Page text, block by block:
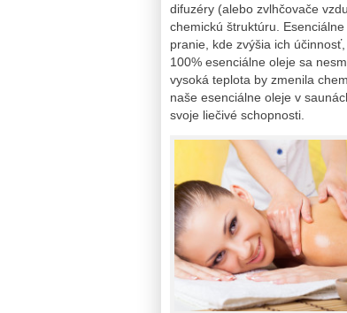
difuzéry (alebo zvlhčovače
chemickú štruktúru.
pranie, kde zvýšia ich
100% esenciálne oleje sa
vysoká teplota by zmenila
naše esenciálne oleje v
svoje liečivé schopnosti.